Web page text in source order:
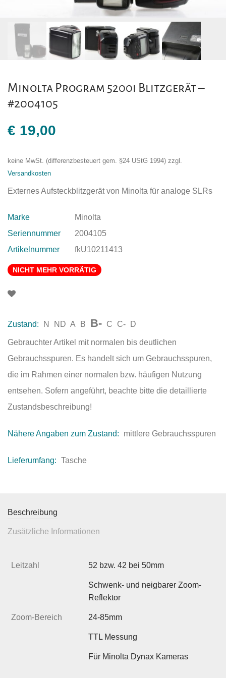
Minolta Program 5200i Blitzgerät –
#2004105
€ 19,00
keine MwSt. (differenzbesteuert gem. §24 UStG 1994) zzgl.
Versandkosten
Externes Aufsteckblitzgerät von Minolta für analoge SLRs
Marke
Minolta
Seriennummer
2004105
Artikelnummer
fkU10211413
NICHT MEHR VORRÄTIG
Zustand: N ND A B B- C C- D
Gebrauchter Artikel mit normalen bis deutlichen
Gebrauchsspuren. Es handelt sich um Gebrauchsspuren,
die im Rahmen einer normalen bzw. häufigen Nutzung
entsehen. Sofern angeführt, beachte bitte die detaillierte
Zustandsbeschreibung!
Nähere Angaben zum Zustand: mittlere Gebrauchsspuren
Lieferumfang: Tasche
Beschreibung
Zusätzliche Informationen
Leitzahl 52 bzw. 42 bei 50mm
Schwenk- und neigbarer Zoom-
Reflektor
Zoom-Bereich 24-85mm
TTL Messung
Für Minolta Dynax Kameras